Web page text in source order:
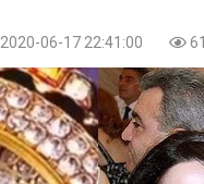
2020-06-17 22:41:00